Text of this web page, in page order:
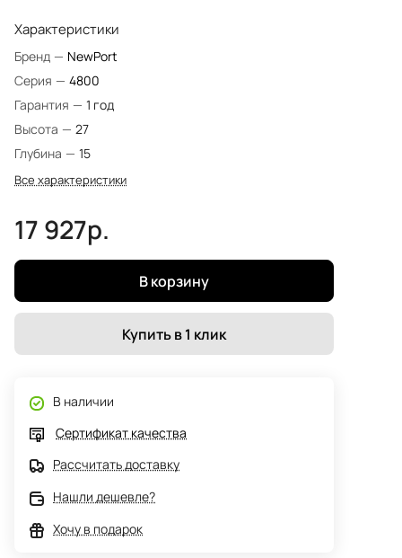
Характеристики
Бренд — NewPort
Серия — 4800
Гарантия — 1 год
Высота — 27
Глубина — 15
Все характеристики
17 927р.
В корзину
Купить в 1 клик
В наличии
Сертификат качества
Рассчитать доставку
Нашли дешевле?
Хочу в подарок